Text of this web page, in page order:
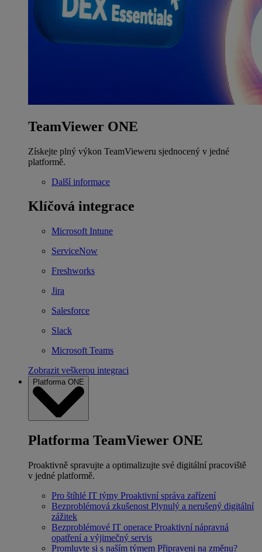
TeamViewer ONE
Získejte plný výkon TeamVieweru sjednocený v jedné
platformě.
Další informace
Klíčová integrace
Microsoft Intune
ServiceNow
Freshworks
Jira
Salesforce
Slack
Microsoft Teams
Zobrazit veškerou integraci
Platforma ONE
Platforma TeamViewer ONE
Proaktivně spravujte a optimalizujte své digitální pracoviště
v jedné platformě.
Pro štíhlé IT týmy Proaktivní správa zařízení
Bezproblémová zkušenost Plynulý a nerušený digitální
zážitek
Bezproblémové IT operace Proaktivní nápravná
opatření a výjimečný servis
Promluvte si s naším týmem Připraveni na změnu?